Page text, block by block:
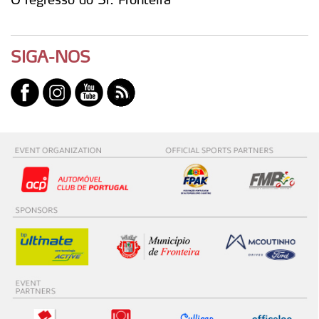
SIGA-NOS